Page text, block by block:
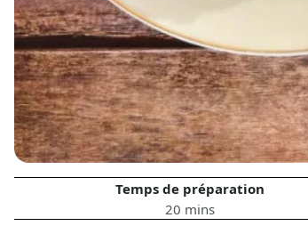
Temps de préparation
20 mins